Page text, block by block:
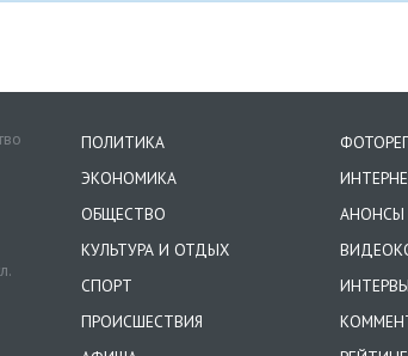
ПОЛИТИКА
ЭКОНОМИКА
ОБЩЕСТВО
КУЛЬТУРА И ОТДЫХ
СПОРТ
ПРОИСШЕСТВИЯ
АНОНСЫ